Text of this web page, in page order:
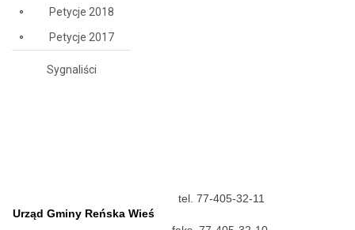
Petycje 2018
Petycje 2017
Sygnaliści
Urząd Gminy Reńska Wieś
tel. 77-405-32-11